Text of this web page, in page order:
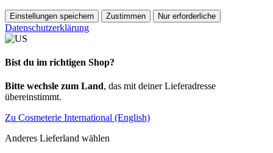
Einstellungen speichern Zustimmen Nur erforderliche
Datenschutzerklärung
Bist du im richtigen Shop?
Bitte wechsle zum Land, das mit deiner Lieferadresse
übereinstimmt.
Zu Cosmeterie International (English)
Anderes Lieferland wählen